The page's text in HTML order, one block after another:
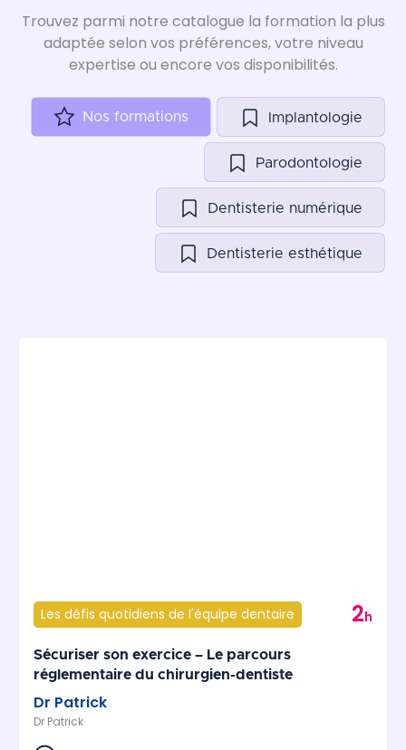
Trouvez parmi notre catalogue la formation la plus
adaptée selon vos préférences, votre niveau
expertise ou encore vos disponibilités.
Nos formations Implantologie
Parodontologie
Dentisterie numérique
Dentisterie esthétique
Les défis quotidiens de l'équipe dentaire 2h
Sécuriser son exercice – Le parcours
réglementaire du chirurgien-dentiste
Dr Patrick
Dr Patrick